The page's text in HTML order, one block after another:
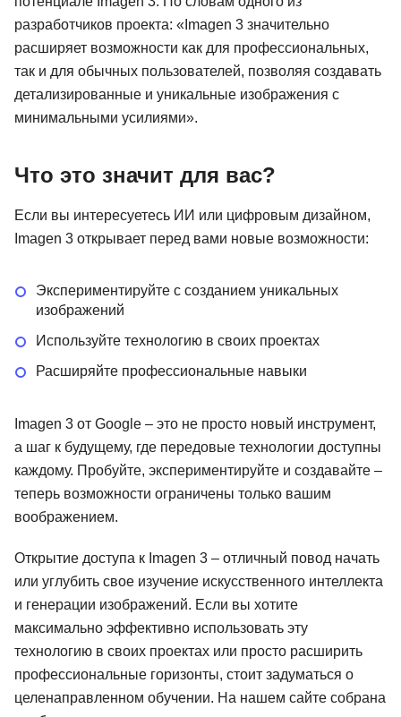
разработчиков проекта: «Imagen 3 значительно
расширяет возможности как для профессиональных,
так и для обычных пользователей, позволяя создавать
детализированные и уникальные изображения с
минимальными усилиями».
Что это значит для вас?
Если вы интересуетесь ИИ или цифровым дизайном,
Imagen 3 открывает перед вами новые возможности:
Экспериментируйте с созданием уникальных
изображений
Используйте технологию в своих проектах
Расширяйте профессиональные навыки
Imagen 3 от Google – это не просто новый инструмент,
а шаг к будущему, где передовые технологии доступны
каждому. Пробуйте, экспериментируйте и создавайте –
теперь возможности ограничены только вашим
воображением.
Открытие доступа к Imagen 3 – отличный повод начать
или углубить свое изучение искусственного интеллекта
и генерации изображений. Если вы хотите
максимально эффективно использовать эту
технологию в своих проектах или просто расширить
профессиональные горизонты, стоит задуматься о
целенаправленном обучении. На нашем сайте собрана